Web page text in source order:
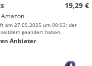
19,29 €
Amazon
am 27.09.2025 um 00:03; der
geändert haben.
Anbieter